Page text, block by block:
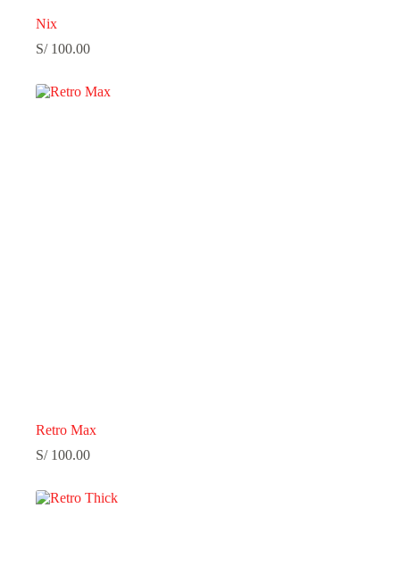
Nix
S/100.00
Retro Max
S/100.00